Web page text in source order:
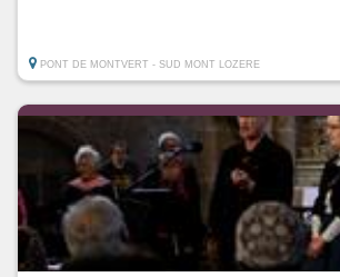
PONT DE MONTVERT - SUD MONT LOZERE